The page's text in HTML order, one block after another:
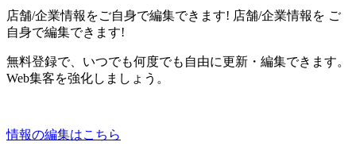
店舗/企業情報をご自身で編集できます! 店舗/企業情報を ご
自身で編集できます!
無料登録で、いつでも何度でも自由に更新・編集できます。
Web集客を強化しましょう。
情報の編集はこちら